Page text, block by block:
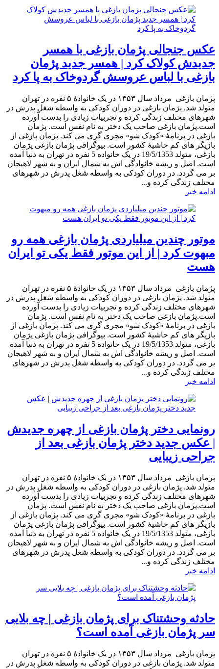
عکس جنجالی پژمان بازغی با همسر
جدیدش کولاک کرد | همسر جدید پژمان
بازغی با لباس عروسش گردوخاک به پا کرد
پژمان بازغی مرداد سال ۱۳۵۳ در یک خانوادهٔ ۵ نفره در تهران
متولد شد. پژمان بازغی در دوران کودکی به واسطه شغل پدرش در
شهرهای مختلف زندگی کرده و تجربیات زیادی را بدست آورده
است.پژمان بازغی صاحب یک دختر به نام نفس است. پژمان
بازغی در برنامۀ «کودک شو» مجری گری می کند. پژمان بازغی از
بازیگر های کم حاشیۀ کشور است. بیوگرافی پژمان بازغی پژمان
بازغی، متولد 19/5/1353 در یک خانواده 5 نفره در تهران به دنیا آمده
است. اصل و ریشه خانوادگی اش به شمال ایران و به شهر لاهیجان
بر می گردد. در دوران کودکی به واسطه شغل پدرش در شهرهای
مختلف زندگی کرده و...
ادامه خبر
موتور چندین میلیاردی پژمان بازغی همه رو
مبهوت کرد | از این موتور فقط یکی تو ایران
هست
پژمان بازغی مرداد سال ۱۳۵۳ در یک خانوادهٔ ۵ نفره در تهران
متولد شد. پژمان بازغی در دوران کودکی به واسطه شغل پدرش در
شهرهای مختلف زندگی کرده و تجربیات زیادی را بدست آورده
است.پژمان بازغی صاحب یک دختر به نام نفس است. پژمان
بازغی در برنامۀ «کودک شو» مجری گری می کند. پژمان بازغی از
بازیگر های کم حاشیۀ کشور است. بیوگرافی پژمان بازغی پژمان
بازغی، متولد 19/5/1353 در یک خانواده 5 نفره در تهران به دنیا آمده
است. اصل و ریشه خانوادگی اش به شمال ایران و به شهر لاهیجان
بر می گردد. در دوران کودکی به واسطه شغل پدرش در شهرهای
مختلف زندگی کرده و...
ادامه خبر
رونمایی دختر پژمان بازغی از چهره جدیدش
| عکس جدید دختر پژمان بازغی بعد از
جراحی زیبایی
پژمان بازغی مرداد سال ۱۳۵۳ در یک خانوادهٔ ۵ نفره در تهران
متولد شد. پژمان بازغی در دوران کودکی به واسطه شغل پدرش در
شهرهای مختلف زندگی کرده و تجربیات زیادی را بدست آورده
است.پژمان بازغی صاحب یک دختر به نام نفس است. پژمان
بازغی در برنامۀ «کودک شو» مجری گری می کند. پژمان بازغی از
بازیگر های کم حاشیۀ کشور است. بیوگرافی پژمان بازغی پژمان
بازغی، متولد 19/5/1353 در یک خانواده 5 نفره در تهران به دنیا آمده
است. اصل و ریشه خانوادگی اش به شمال ایران و به شهر لاهیجان
بر می گردد. در دوران کودکی به واسطه شغل پدرش در شهرهای
مختلف زندگی کرده و...
ادامه خبر
حادثه وحشتناک برای پژمان بازغی | چه بلایی
سر پژمان بازغی آمده است؟
پژمان بازغی مرداد سال ۱۳۵۳ در یک خانوادهٔ ۵ نفره در تهران
متولد شد. پژمان بازغی در دوران کودکی به واسطه شغل پدرش در